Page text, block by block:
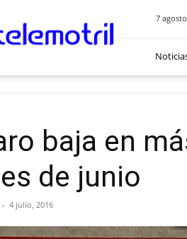
7
baja en
de junio
- 4 julio, 2016